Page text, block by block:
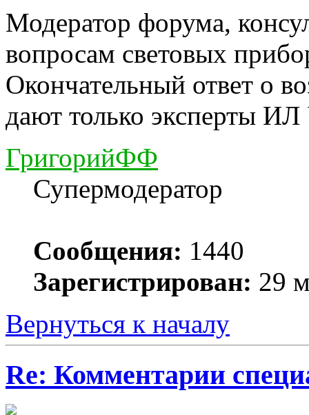
Модератор форума,
вопросам световых
Окончательный ответ о
дают только эксперты
ГригорийФФ
Супермодератор
Сообщения: 1440
Зарегистрирован: 29
Вернуться к началу
Re: Комментарии